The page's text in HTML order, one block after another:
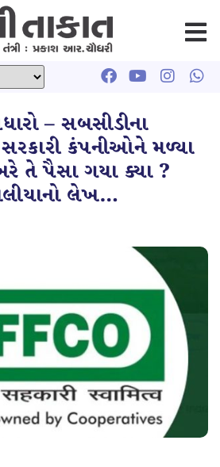
– સબસીડીના
કંપનીઓને મળ્યા
તે પૈસા ગયા ક્યા ?
લેખ…